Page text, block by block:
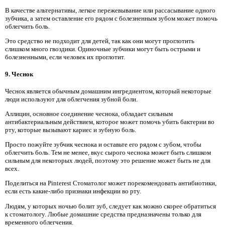
В качестве альтернативы, легкое пережевывание или рассасывание одного
зубчика, а затем оставление его рядом с болезненным зубом может помочь
облегчить боль.
Это средство не подходит для детей, так как они могут проглотить
слишком много гвоздики. Одиночные зубчики могут быть острыми и
болезненными, если человек их проглотит.
9. Чеснок
Чеснок является обычным домашним ингредиентом, который некоторые
люди используют для облегчения зубной боли.
Аллицин, основное соединение чеснока, обладает сильным
антибактериальным действием, которое может помочь убить бактерии во
рту, которые вызывают кариес и зубную боль.
Просто пожуйте зубчик чеснока и оставьте его рядом с зубом, чтобы
облегчить боль. Тем не менее, вкус сырого чеснока может быть слишком
сильным для некоторых людей, поэтому это решение может быть не для
всех.
Поделиться на Pinterest Стоматолог может порекомендовать антибиотики,
если есть какие-либо признаки инфекции во рту.
Людям, у которых ночью болит зуб, следует как можно скорее обратиться
к стоматологу. Любые домашние средства предназначены только для
временного облегчения.